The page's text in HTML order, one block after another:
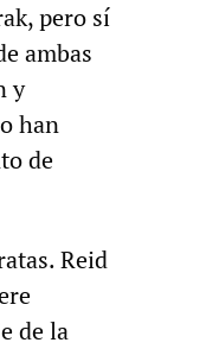
pero sí
ambas
y
han
de
Reid
de la